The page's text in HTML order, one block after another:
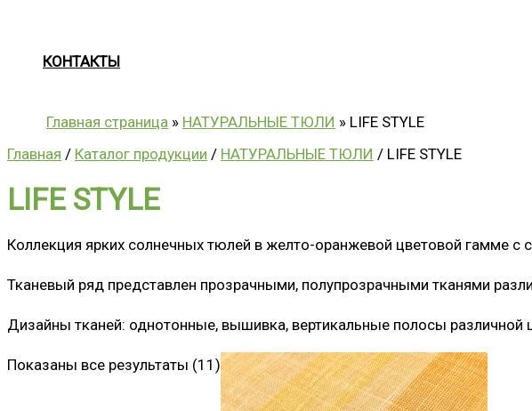
КОНТАКТЫ
Главная страница » НАТУРАЛЬНЫЕ ТЮЛИ » LIFE STYLE
Главная / Каталог продукции / НАТУРАЛЬНЫЕ ТЮЛИ / LIFE STYLE
LIFE STYLE
Коллекция ярких солнечных тюлей в желто-оранжевой цветовой гамме с
Тканевый ряд представлен прозрачными, полупрозрачными тканями
Дизайны тканей: однотонные, вышивка, вертикальные полосы различной
Показаны все результаты (11)